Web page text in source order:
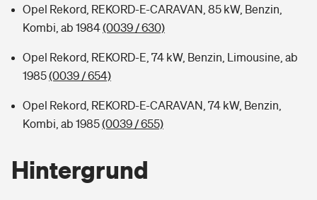
Opel Rekord, REKORD-E-CARAVAN, 85 kW, Benzin,
Kombi, ab 1984(0039 / 630)
Opel Rekord, REKORD-E, 74 kW, Benzin, Limousine, ab
1985(0039 / 654)
Opel Rekord, REKORD-E-CARAVAN, 74 kW, Benzin,
Kombi, ab 1985(0039 / 655)
Hintergrund